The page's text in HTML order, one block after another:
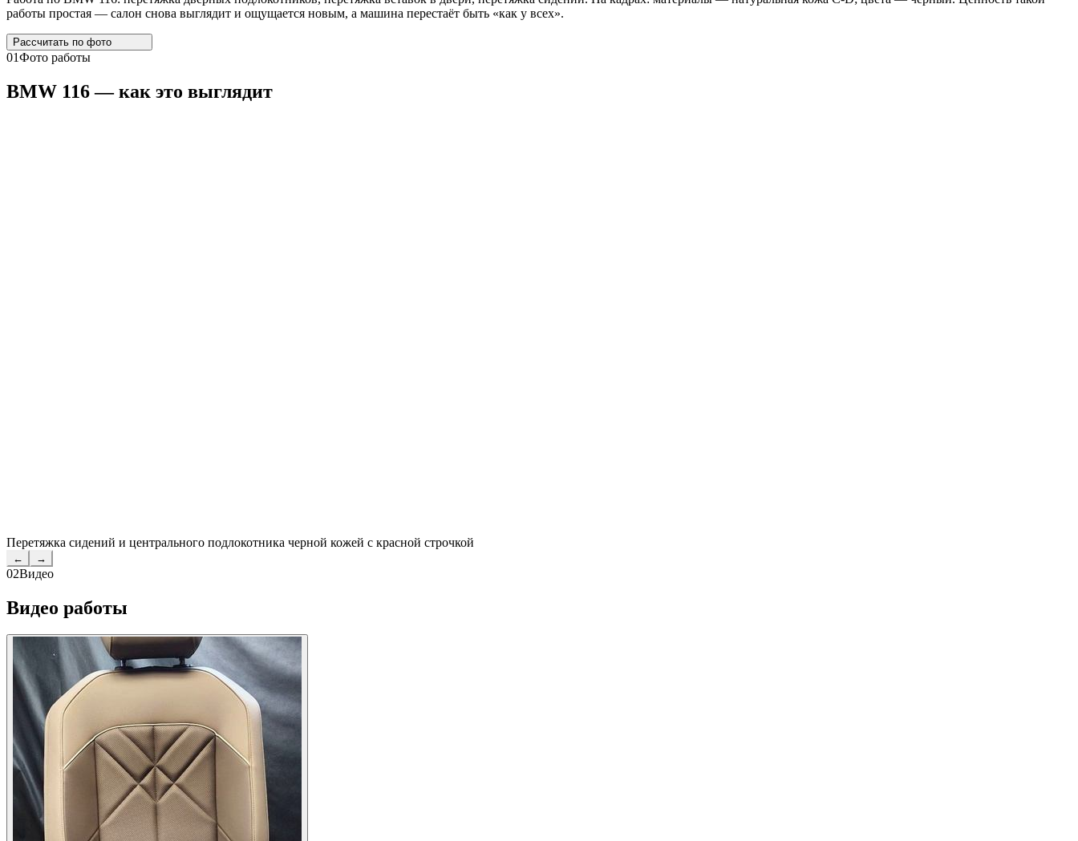
работы простая — салон снова выглядит и ощущается новым, а машина перестаёт быть «как у всех».
Рассчитать по фото
01Фото работы
BMW 116 — как это выглядит
Перетяжка сидений и центрального подлокотника черной кожей с красной строчкой
← →
02Видео
Видео работы